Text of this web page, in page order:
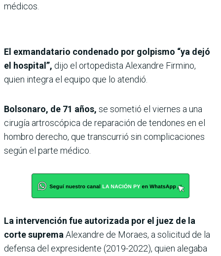
médicos.
El exmandatario condenado por golpismo “ya dejó
el hospital”, dijo el ortopedista Alexandre Firmino,
quien integra el equipo que lo atendió.
Bolsonaro, de 71 años, se sometió el viernes a una
cirugía artroscópica de reparación de tendones en el
hombro derecho, que transcurrió sin complicaciones
según el parte médico.
La intervención fue autorizada por el juez de la
corte suprema Alexandre de Moraes, a solicitud de la
defensa del expresidente (2019-2022), quien alegaba